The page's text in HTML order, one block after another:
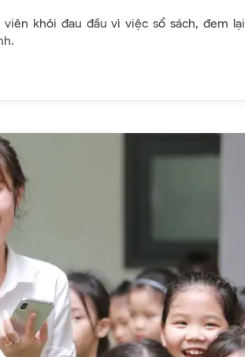
khỏi đau đầu vì việc sổ sách, đem lại